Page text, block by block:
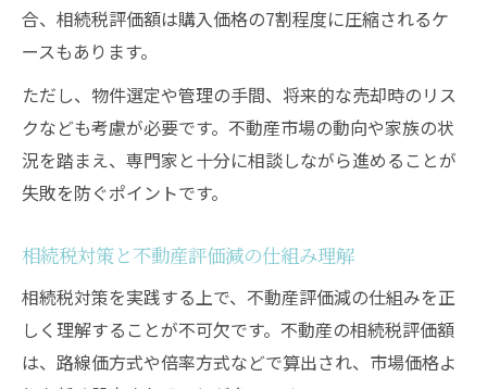
合、相続税評価額は購入価格の7割程度に圧縮されるケ
ースもあります。
ただし、物件選定や管理の手間、将来的な売却時のリス
クなども考慮が必要です。不動産市場の動向や家族の状
況を踏まえ、専門家と十分に相談しながら進めることが
失敗を防ぐポイントです。
相続税対策と不動産評価減の仕組み理解
相続税対策を実践する上で、不動産評価減の仕組みを正
しく理解することが不可欠です。不動産の相続税評価額
は、路線価方式や倍率方式などで算出され、市場価格よ